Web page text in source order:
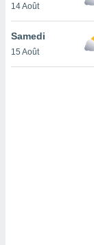
de
14 Août
Samedi
15 Août